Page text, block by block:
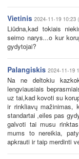
Vietinis 2024-11-19 10:23
Liūdna,kad tokiais
seimo narys...o kur
gydytojai?
Palangiskis 2024-11-19
Na ne deltokiu
lengviausiais
uz tai,kad kovoti su
ir rinkliavų mažinimas,
standartai ,eiles pas
galvoti tai musu
mums to nereikia,
apkrauti ir taip merdinti